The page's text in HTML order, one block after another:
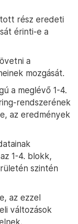
biztonsági
csak ott
és ahol